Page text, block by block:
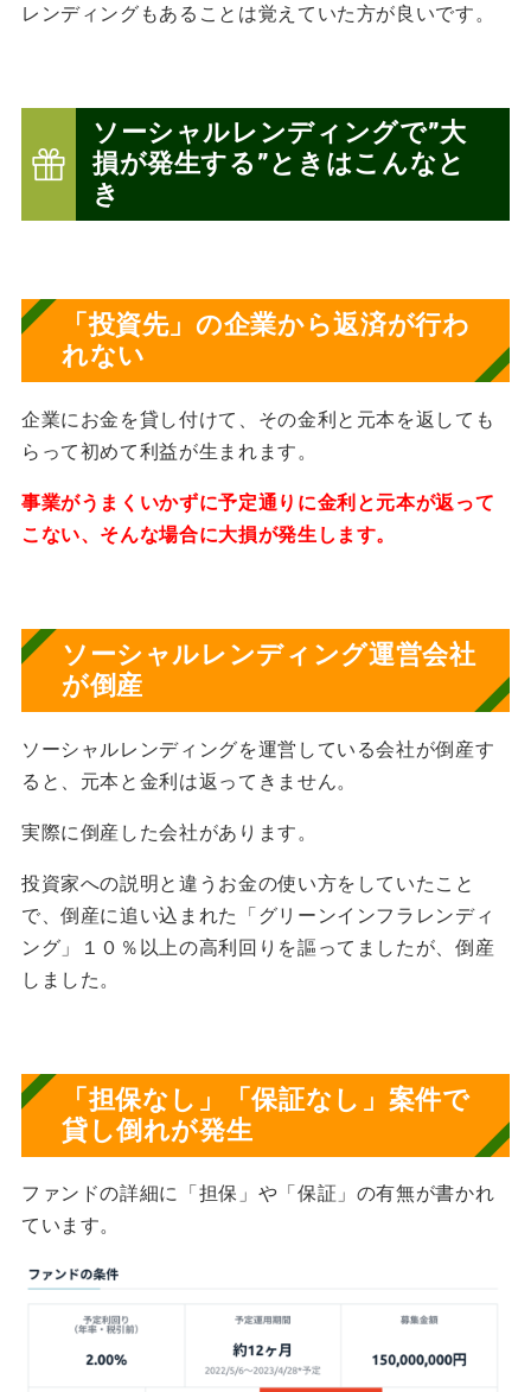
レンディングもあることは覚えていた方が良いです。
ソーシャルレンディングで”大
損が発生する”ときはこんなと
き
「投資先」の企業から返済が行わ
れない
企業にお金を貸し付けて、その金利と元本を返しても
らって初めて利益が生まれます。
事業がうまくいかずに予定通りに金利と元本が返って
こない、 そんな場合に大損が発生 します。
ソーシャルレンディング運営会社
が倒産
ソーシャルレンディングを運営している会社が倒産す
ると、元本と金利は返ってきません。
実際に倒産した会社があります。
投資家への説明と違うお金の使い方をしていたこと
で、倒産に追い込まれた「グリーンインフラレンディ
ング」１０％以上の高利回りを謳ってましたが、倒産
しました。
「担保なし」「保証なし」案件で
貸し倒れが発生
ファンドの詳細に「担保」や「保証」の有無が書かれ
ています。